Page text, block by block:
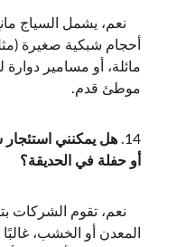
نعم، يشمل السياج
أحجام شبكية صغيرة
مائلة، أو مسامير دوارة
موطئ قدم.
14. هل يمكنني
أو حفلة في الحديقة؟
نعم، تقوم
المعدن أو الخشب،